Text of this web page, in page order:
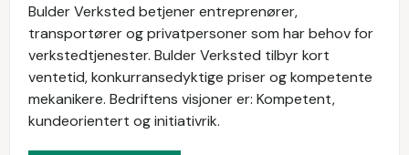
Bulder Verksted betjener entreprenører,
transportører og privatpersoner som har behov for
verkstedtjenester. Bulder Verksted tilbyr kort
ventetid, konkurransedyktige priser og kompetente
mekanikere. Bedriftens visjoner er: Kompetent,
kundeorientert og initiativrik.